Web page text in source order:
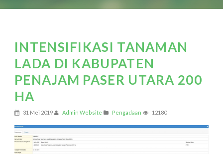
INTENSIFIKASI TANAMAN
LADA DI KABUPATEN
PENAJAM PASER UTARA 200
HA
31 Mei 2019 Admin Website Pengadaan 12180